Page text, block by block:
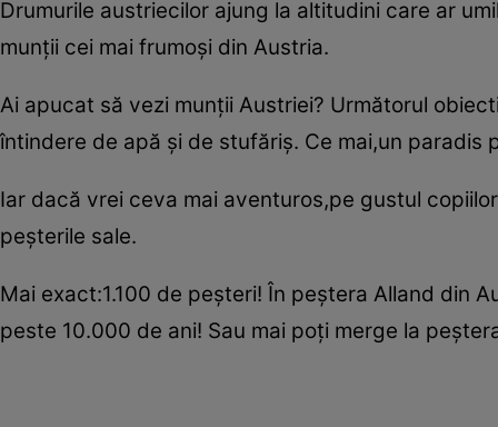
Drumurile austriecilor ajung la altitudini care ar
munţii cei mai frumoşi din Austria.
Ai apucat să vezi munţii Austriei? Următorul
întindere de apă şi de stufăriş. Ce mai,un
Iar dacă vrei ceva mai aventuros,pe gustul
peşterile sale.
Mai exact:1.100 de peşteri! În peştera Alland din
peste 10.000 de ani! Sau mai poţi merge la